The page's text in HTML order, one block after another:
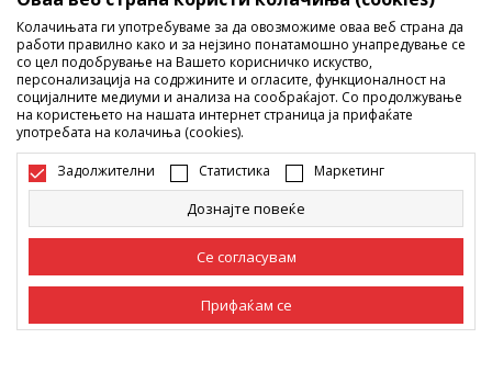
Ги споделуваме нашите тајни со вас! Следете не на
социјалните мрежи и дознајте за попусти, промоции и
нови производи!
Македонија Промена
Колачињата ги употребуваме за да овозможиме оваа веб страна да
работи правилно како и за нејзино понатамошно унапредување се
со цел подобрување на Вашето корисничко искуство,
персонализација на содржините и огласите, функционалност на
социјалните медиуми и анализа на сообраќајот. Со продолжување
на користењето на нашата интернет страница ја прифаќате
употребата на колачиња (cookies).
Задолжителни Статистика Маркетинг
Дознајте повеќе
Се согласувам
Прифаќам се